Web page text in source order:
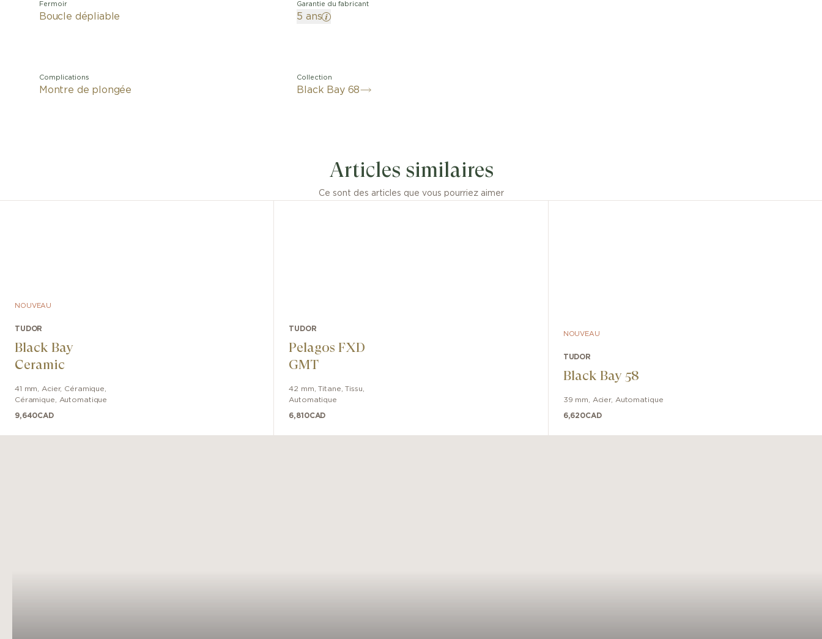
Fermoir
Boucle dépliable
Complications
Montre de plongée
Garantie du fabricant
5 ans
Collection
Black Bay 68
l’année de conception de la signature esthétique de TUDOR : les
emblématiques aiguilles dites « Snowflake ». Elles sont entrées au
catalogue peu de temps après, en 1969. La Black Bay 68 rend hommage à
Articles similaires
Ce sont des articles que vous pourriez aimer
NOUVEAU
TUDOR
Black Bay
Ceramic
41 mm Acier, Céramique
Céramique
Automatique
9,640CAD
TUDOR
Pelagos FXD
GMT
42 mm ,Titane ,Tissu
Automatique
6,810CAD
NOUVEAU
TUDOR
Black Bay 58
39 mm Acier, Automatique
6,620CAD